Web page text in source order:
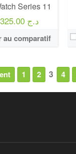
Series 11
247,325.00 د.ج
au comparatif
1 2 3 4